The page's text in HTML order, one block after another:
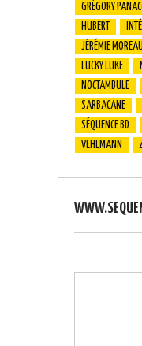
GRÉGORY
HUBERT
JÉRÉMIE MOREAU
LUCKY LUKE
NOCTAMBULE
SARBACANE
SÉQUENCE BD
VEHLMANN